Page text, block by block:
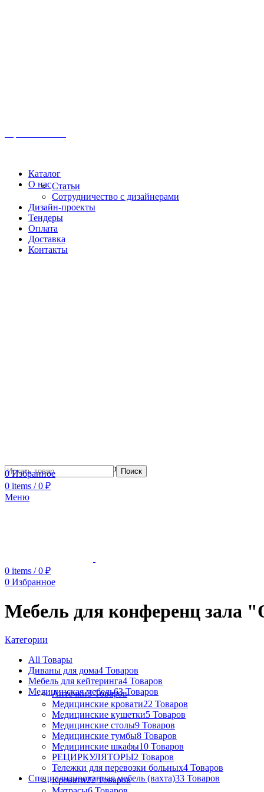
Каталог
О насСтатьи
Сотрудничество с дизайнерами
Дизайн-проекты
Тендеры
Оплата
Доставка
Контакты
Сотрудничество с дизайнерамиПоиск
0Избранное
0 items / 0 ₽
Меню
0 items / 0 ₽
0 Избранное
Мебель для конференц
Категории
All Товары
Диваны для дома4 Товаров
Мебель для кейтеринга4 Товаров
Медицинская мебель63 Товаров
Аптечки3 Товаров
Медицинские кровати22 Товаров
Медицинские кушетки5 Товаров
Медицинские столы9 Товаров
Медицинские тумбы8 Товаров
Медицинские шкафы10 Товаров
РЕЦИРКУЛЯТОРЫ2 Товаров
Тележки для перевозки больных4 Товаров
Специализированная мебель (вахта)33 Товаров
Кровати22 Товаров